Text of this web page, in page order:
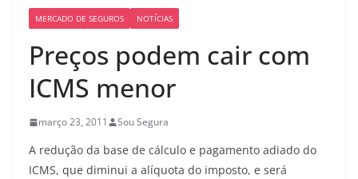
MERCADO DE SEGUROS NOTÍCIAS
Preços podem cair com
ICMS menor
março 23, 2011 Sou Segura
A redução da base de cálculo e pagamento adiado do
ICMS, que diminui a alíquota do imposto, e será